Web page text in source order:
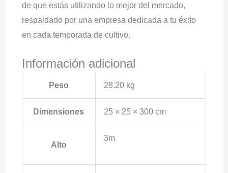
de que estás utilizando lo mejor del mercado,
respaldado por una empresa dedicada a tu éxito
en cada temporada de cultivo.
Información adicional
Peso 28.20 kg
Dimensiones 25 × 25 × 300 cm
Alto
3m